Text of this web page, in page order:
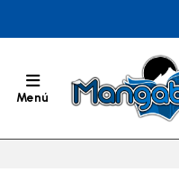
Menú